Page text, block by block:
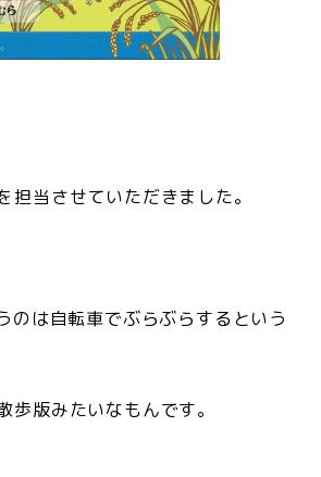
担当させていただきました。
のは自転車でぶらぶらするという
歩版みたいなもんです。